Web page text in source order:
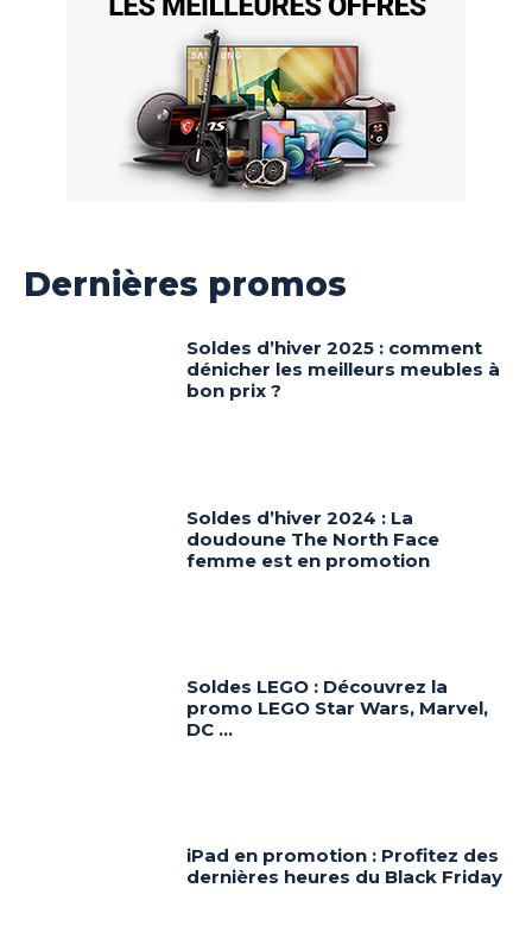
Dernières promos
Soldes d’hiver 2025 : comment
dénicher les meilleurs meubles à
bon prix ?
Soldes d’hiver 2024 : La
doudoune The North Face
femme est en promotion
Soldes LEGO : Découvrez la
promo LEGO Star Wars, Marvel,
DC …
iPad en promotion : Profitez des
dernières heures du Black Friday